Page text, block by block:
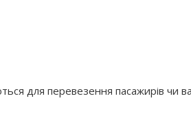
для перевезення пасажирів чи